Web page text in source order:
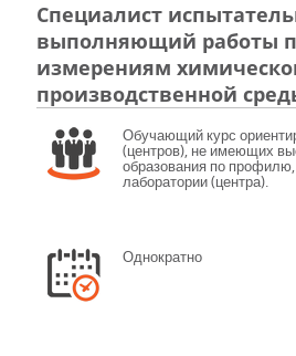
Специалист
выполняющий работы
измерениям
производственной
Обучающий курс
(центров), не имеющих
образования по
лаборатории (центра).
Однократно